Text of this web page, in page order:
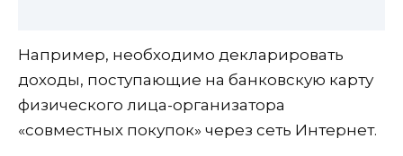
Например, необходимо декларировать
доходы, поступающие на банковскую карту
физического лица-организатора
«совместных покупок» через сеть Интернет.